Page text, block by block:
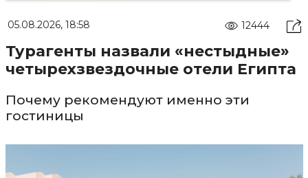
05.08.2026, 18:58 12444
Турагенты назвали «нестыдные»
четырехзвездочные отели Египта
Почему рекомендуют именно эти
гостиницы